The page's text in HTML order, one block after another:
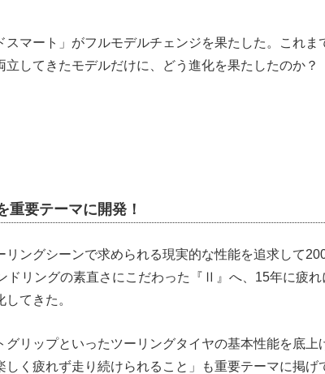
スマート」がフルモデルチェンジを果たした。これま
してきたモデルだけに、どう進化を果たしたのか？
重要テーマに開発！
リングシーンで求められる現実的な性能を追求して
ドリングの素直さにこだわった『Ⅱ』へ、15年に疲れ
てきた。
グリップといったツーリングタイヤの基本性能を底上
しく疲れず走り続けられること」も重要テーマに掲げ